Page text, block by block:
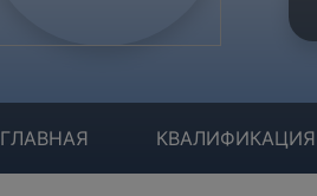
ГЛАВНАЯ КВАЛИФИКАЦИЯ